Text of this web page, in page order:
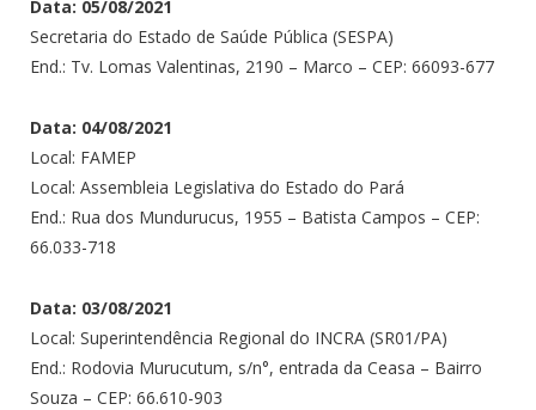
Data: 05/08/2021
Secretaria do Estado de Saúde Pública (SESPA)
End.: Tv. Lomas Valentinas, 2190 – Marco – CEP: 66093-677
Data: 04/08/2021
Local: FAMEP
Local: Assembleia Legislativa do Estado do Pará
End.: Rua dos Mundurucus, 1955 – Batista Campos – CEP:
66.033-718
Data: 03/08/2021
Local: Superintendência Regional do INCRA (SR01/PA)
End.: Rodovia Murucutum, s/n°, entrada da Ceasa – Bairro
Souza – CEP: 66.610-903